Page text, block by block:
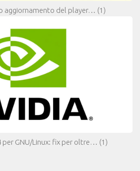
aggiornamento del player… (1)
per GNU/Linux: fix per oltre… (1)